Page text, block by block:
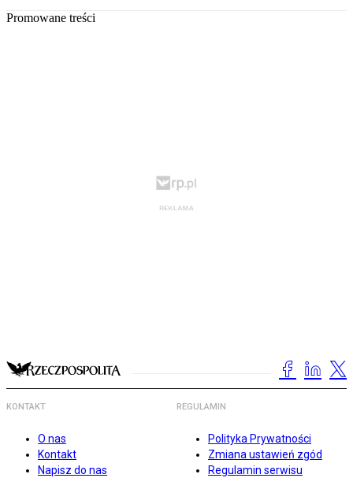
Promowane treści
KONTAKT
O nas
Kontakt
Napisz do nas
REGULAMIN
Polityka Prywatności
Zmiana ustawień zgód
Regulamin serwisu